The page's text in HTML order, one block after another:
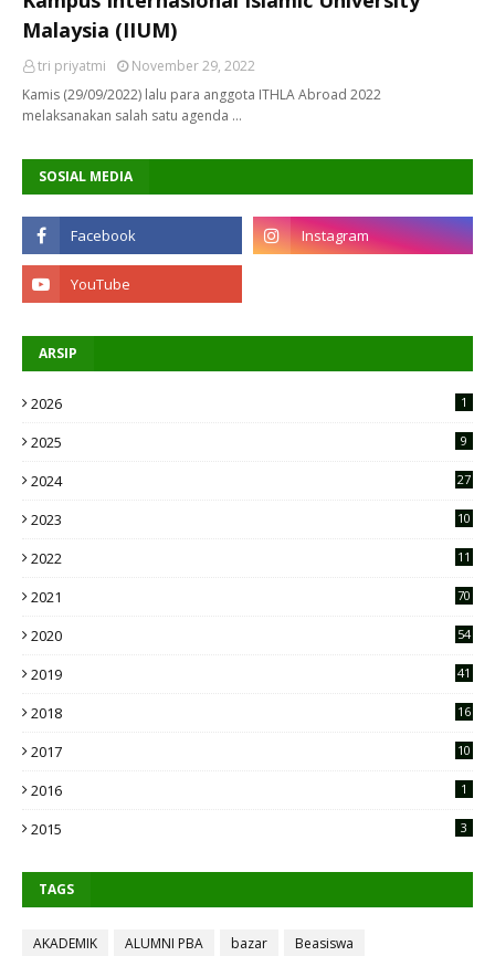
Malaysia (IIUM)
tri priyatmi
November 29, 2022
Kamis (29/09/2022) lalu para anggota ITHLA Abroad 2022
melaksanakan salah satu agenda …
SOSIAL MEDIA
ARSIP
2026 1
2025 9
2024 27
2023
10
2022
11
2021 70
2020 54
2019 41
2018 16
2017 10
2016 1
2015 3
TAGS
AKADEMIK ALUMNI PBA bazar
Beasiswa